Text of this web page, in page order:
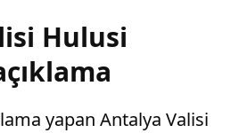
Hulusi
yapan Antalya Valisi